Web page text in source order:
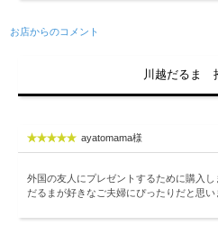
お店からのコメント
川越だるま
ayatomama様
外国の友人にプレゼントするために購入
だるまが好きなご夫婦にぴったりだと思い